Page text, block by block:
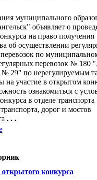
муниципального
объявляет о
на право получения
об осуществлении
по
перевозок № 180
№ 29" по нерегулируемым
на участие в открытом
ознакомиться с
в отделе транспорта
дорог и мостов
. . .
конкурса